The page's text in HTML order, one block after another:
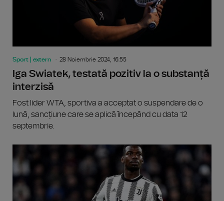
Sport | extern 28 Noiembrie 2024, 16:55
Iga Swiatek, testată pozitiv la o substanță
interzisă
Fost lider WTA, sportiva a acceptat o suspendare de o
lună, sancțiune care se aplică începând cu data 12
septembrie.